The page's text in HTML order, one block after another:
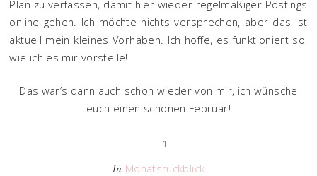
Plan zu verfassen, damit hier wieder regelmäßiger Postings
online gehen. Ich möchte nichts versprechen, aber das ist
aktuell mein kleines Vorhaben. Ich hoffe, es funktioniert so,
wie ich es mir vorstelle!
Das war’s dann auch schon wieder von mir, ich wünsche
euch einen schönen Februar!
1
In Monatsrückblick